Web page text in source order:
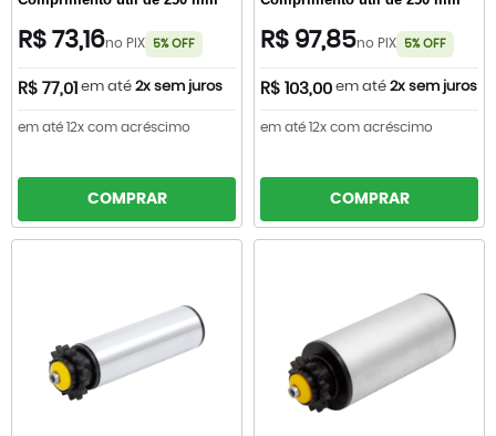
R$ 73,16no PIX 5% OFF
R$ 77,01 em até 2x sem juros
em até 12x com acréscimo
COMPRAR
R$ 97,85no PIX 5% OFF
R$ 103,00 em até 2x sem juros
em até 12x com acréscimo
COMPRAR